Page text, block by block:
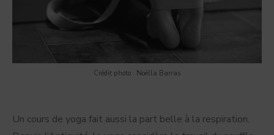
Crédit photo : Noëlla Barras
Un cours de yoga fait aussi la part belle à la respiration.